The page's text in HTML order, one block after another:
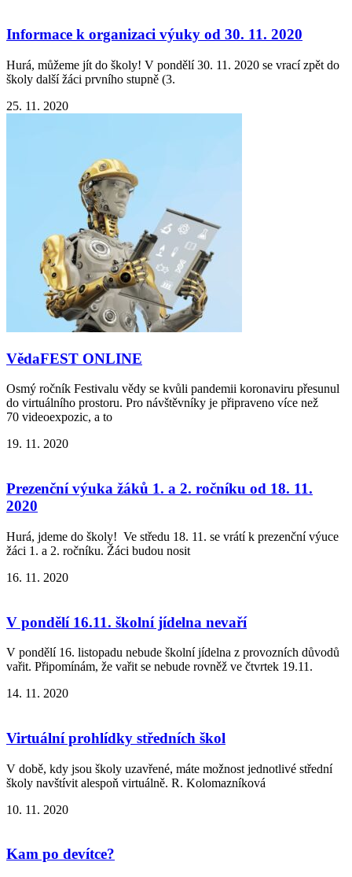
Informace k organizaci výuky od 30. 11. 2020
Hurá, můžeme jít do školy! V pondělí 30. 11. 2020 se vrací zpět do
školy další žáci prvního stupně (3.
25. 11. 2020
VědaFEST ONLINE
Osmý ročník Festivalu vědy se kvůli pandemii koronaviru přesunul
do virtuálního prostoru. Pro návštěvníky je připraveno více než
70 videoexpozic, a to
19. 11. 2020
Prezenční výuka žáků 1. a 2. ročníku od 18. 11.
2020
Hurá, jdeme do školy! Ve středu 18. 11. se vrátí k prezenční výuce
žáci 1. a 2. ročníku. Žáci budou nosit
16. 11. 2020
V pondělí 16.11. školní jídelna nevaří
V pondělí 16. listopadu nebude školní jídelna z provozních důvodů
vařit. Připomínám, že vařit se nebude rovněž ve čtvrtek 19.11.
14. 11. 2020
Virtuální prohlídky středních škol
V době, kdy jsou školy uzavřené, máte možnost jednotlivé střední
školy navštívit alespoň virtuálně. R. Kolomazníková
10. 11. 2020
Kam po devítce?